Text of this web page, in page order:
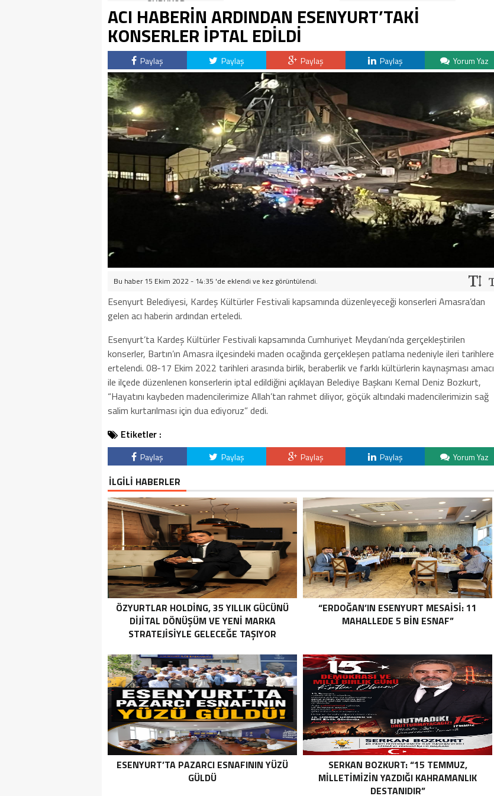
SÜRÜYOR
ACI HABERİN ARDINDAN ESENYURT’TAKİ
KONSERLER İPTAL EDİLDİ
Paylaş Paylaş Paylaş Paylaş Yorum Yaz
Bu haber 15 Ekim 2022 - 14:35 'de eklendi ve kez görüntülendi.
Esenyurt Belediyesi, Kardeş Kültürler Festivali kapsamında düzenleyeceği konserleri Amasra’dan
gelen acı haberin ardından erteledi.
Esenyurt’ta Kardeş Kültürler Festivali kapsamında Cumhuriyet Meydanı’nda gerçekleştirilen
konserler, Bartın’ın Amasra ilçesindeki maden ocağında gerçekleşen patlama nedeniyle ileri tarihlere
ertelendi. 08-17 Ekim 2022 tarihleri arasında birlik, beraberlik ve farklı kültürlerin kaynaşması amacı
ile ilçede düzenlenen konserlerin iptal edildiğini açıklayan Belediye Başkanı Kemal Deniz Bozkurt,
“Hayatını kaybeden madencilerimize Allah’tan rahmet diliyor, göçük altındaki madencilerimizin sağ
salim kurtarılması için dua ediyoruz” dedi.
Etiketler :
Paylaş Paylaş Paylaş Paylaş Yorum Yaz
İLGİLİ HABERLER
ÖZYURTLAR HOLDING, 35 YILLIK GÜCÜNÜ
DIJITAL DÖNÜŞÜM VE YENI MARKA
STRATEJISIYLE GELECEĞE TAŞIYOR
“ERDOĞAN’IN ESENYURT MESAİSİ: 11
MAHALLEDE 5 BİN ESNAF”
ESENYURT’TA PAZARCI ESNAFININ YÜZÜ
GÜLDÜ
SERKAN BOZKURT: “15 TEMMUZ,
MILLETIMIZIN YAZDIĞI KAHRAMANLIK
DESTANIDIR”